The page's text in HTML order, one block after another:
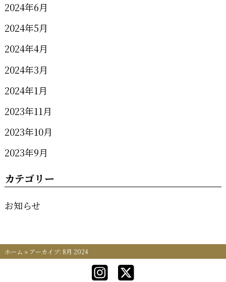
2024年6月
2024年5月
2024年4月
2024年3月
2024年1月
2023年11月
2023年10月
2023年9月
カテゴリー
お知らせ
ホーム » アーカイブ: 8月 2024